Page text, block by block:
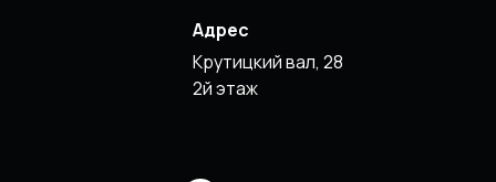
Адрес
Крутицкий вал, 28
2й этаж